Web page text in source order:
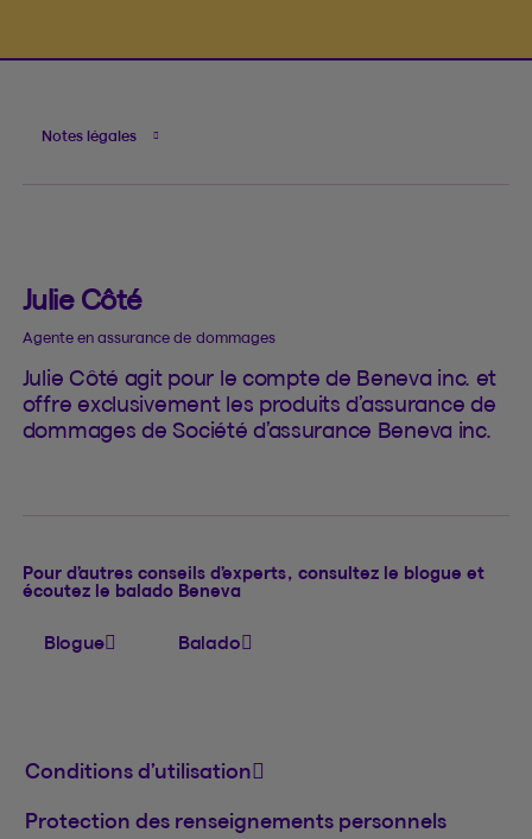
Notes légales
Julie Côté
Agente en assurance de dommages
Julie Côté agit pour le compte de Beneva inc. et
offre exclusivement les produits d’assurance de
dommages de Société d’assurance Beneva inc.
Pour d’autres conseils d’experts, consultez le blogue et
écoutez le balado Beneva
Blogue Balado
Conditions d’utilisation
Protection des renseignements personnels